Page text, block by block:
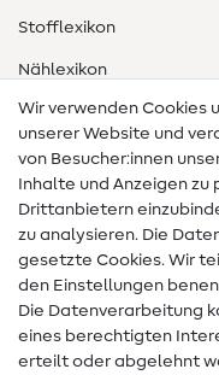
Stofflexikon
Nählexikon
Nähanleitungen
Hilfe & Kontakt
Kontakt
Infos zum
FAQ
Widerrufsrecht
Wir verwenden Cookies
unserer Website und
von Besucher:innen
Inhalte und Anzeigen
Drittanbietern
zu analysieren. Die
gesetzte Cookies. Wir
den Einstellungen
Die Datenverarbeitung
eines berechtigten
erteilt oder abgelehnt